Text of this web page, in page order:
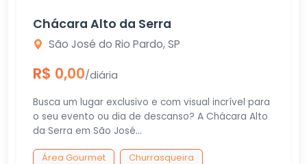
Chácara Alto da Serra
São José do Rio Pardo, SP
R$ 0,00/diária
Busca um lugar exclusivo e com visual incrível para
o seu evento ou dia de descanso? A Chácara Alto
da Serra em São José...
Área Gourmet
Churrasqueira